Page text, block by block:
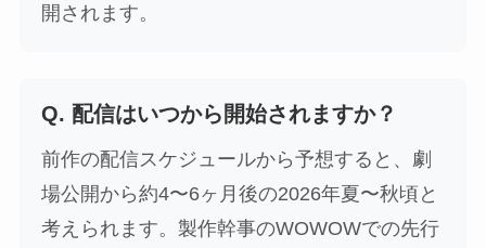
開されます。
Q. 配信はいつから開始されますか？
前作の配信スケジュールから予想すると、劇
場公開から約4〜6ヶ月後の2026年夏〜秋頃と
考えられます。製作幹事のWOWOWでの先行